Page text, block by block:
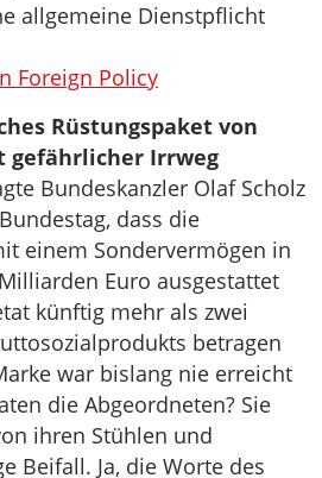
allgemeine Dienstpflicht
Foreign Policy
Rüstungspaket von
gefährlicher Irrweg
Bundeskanzler Olaf Scholz
dass die
einem Sondervermögen in
Euro ausgestattet
künftig mehr als zwei
betragen
war bislang nie erreicht
die Abgeordneten? Sie
ihren Stühlen und
Beifall. Ja, die Worte des